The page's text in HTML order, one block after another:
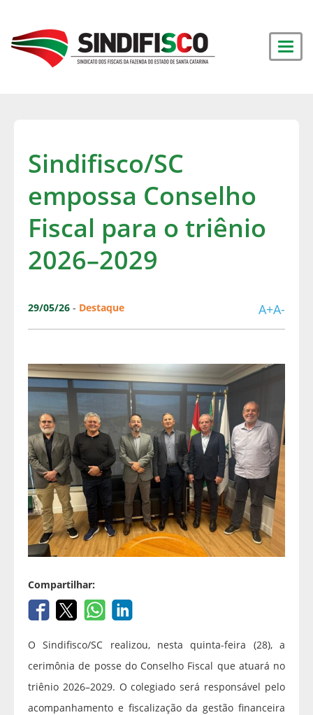
Sindifisco/SC
empossa Conselho
Fiscal para o triênio
2026–2029
29/05/26 - Destaque A+A-
Compartilhar:
O Sindifisco/SC realizou, nesta quinta-feira (28), a
cerimônia de posse do Conselho Fiscal que atuará no
triênio 2026–2029. O colegiado será responsável pelo
acompanhamento e fiscalização da gestão financeira